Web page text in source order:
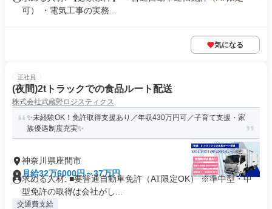
可） ・電気工事の実務...
気になる
正社員
(夜間)2tトラックでの食品ルート配送
株式会社武蔵野ロジスティクス
✨未経験OK！免許取得支援あり／年収430万円可／子育て支援・家
族優遇制度充実✨
神奈川県座間市
月給32万6000円～37万円
求める人材: ■要普通自動車免許（AT限定OK） ※準中型・中
型免許の取得は会社がし...
交通費支給